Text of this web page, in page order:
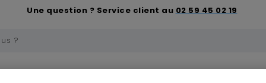
Une question ? Service client au 02 59 45 02 19